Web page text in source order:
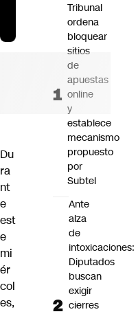
Du
ra
nt
e
est
e
mi
ér
col
es,
Tribunal
ordena
bloquear
sitios
de
apuestas
online
y
establece
mecanismo
propuesto
por
Subtel
Ante
alza
de
intoxicaciones:
Diputados
buscan
exigir
cierres